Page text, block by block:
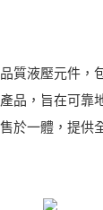
質液壓元件，
品，旨在可靠
於一體，提供